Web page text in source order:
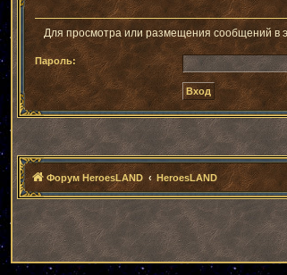
Для просмотра или размещения сообщений в
Пароль:
Форум HeroesLAND HeroesLAND